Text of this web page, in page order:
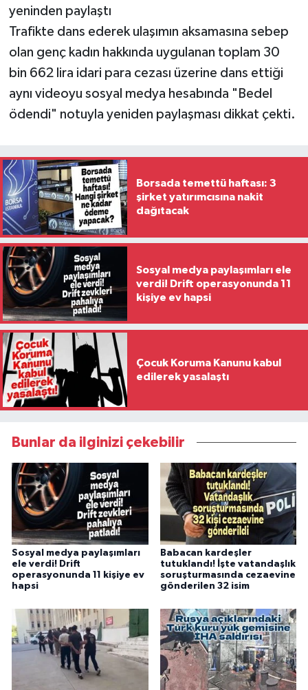
yeninden paylaştı
Trafikte dans ederek ulaşımın aksamasına sebep
olan genç kadın hakkında uygulanan toplam 30
bin 662 lira idari para cezası üzerine dans ettiği
aynı videoyu sosyal medya hesabında "Bedel
ödendi" notuyla yeniden paylaşması dikkat çekti.
Borsada temettü haftası: 3
şirket yatırımcısına nakit
dağıtacak
Sosyal medya paylaşımları ele
verdi! Drift operasyonunda 11
kişiye ev hapsi
Çocuk Koruma Kanunu kabul
edilerek yasalaştı
Bunlar da ilginizi çekebilir
Sosyal medya paylaşımları
ele verdi! Drift
operasyonunda 11 kişiye ev
hapsi
Babacan kardeşler
tutuklandı! İşte vatandaşlık
soruşturmasında cezaevine
gönderilen 32 isim